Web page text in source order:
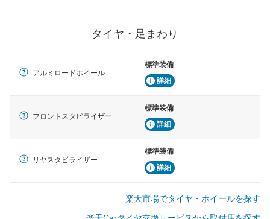
タイヤ・足まわり
アルミロードホイール
標準装備
詳細
フロントスタビライザー
標準装備
詳細
リヤスタビライザー
標準装備
詳細
楽天市場でタイヤ・ホイールを探す